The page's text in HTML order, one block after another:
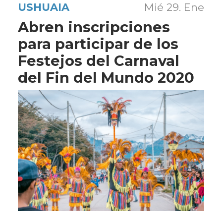
USHUAIA Mié 29. Ene
Abren inscripciones
para participar de los
Festejos del Carnaval
del Fin del Mundo 2020